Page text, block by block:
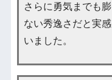
さらに勇気までも
ない秀逸さだと実
いました。